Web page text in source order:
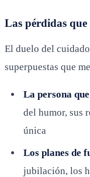
Las pérdidas
El duelo del
superpuestas que
La persona
del humor, sus
única
Los planes de
jubilación, los